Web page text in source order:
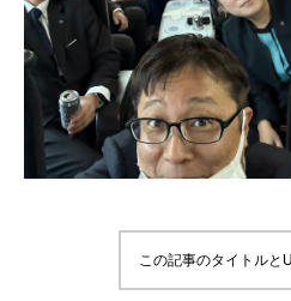
この記事のタイトルと